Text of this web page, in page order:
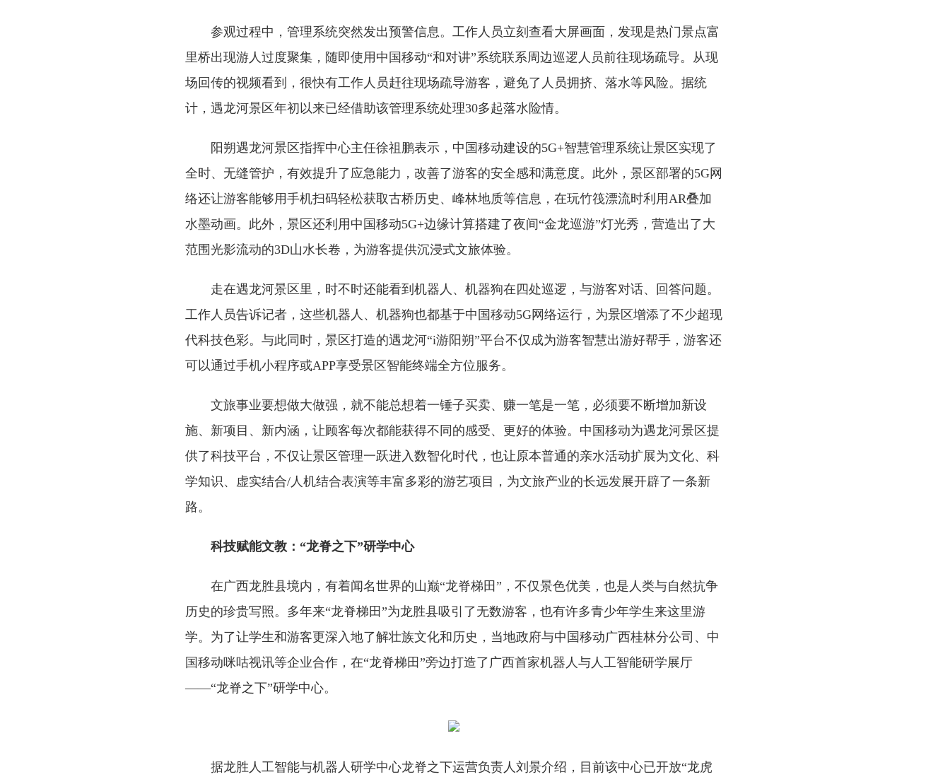
参观过程中，管理系统突然发出预警信息。工作人员立刻查看大屏画面，发现是热门景点富
里桥出现游人过度聚集，随即使用中国移动“和对讲”系统联系周边巡逻人员前往现场疏导。从现
场回传的视频看到，很快有工作人员赶往现场疏导游客，避免了人员拥挤、落水等风险。据统
计，遇龙河景区年初以来已经借助该管理系统处理30多起落水险情。
阳朔遇龙河景区指挥中心主任徐祖鹏表示，中国移动建设的5G+智慧管理系统让景区实现了
全时、无缝管护，有效提升了应急能力，改善了游客的安全感和满意度。此外，景区部署的5G网
络还让游客能够用手机扫码轻松获取古桥历史、峰林地质等信息，在玩竹筏漂流时利用AR叠加
水墨动画。此外，景区还利用中国移动5G+边缘计算搭建了夜间“金龙巡游”灯光秀，营造出了大
范围光影流动的3D山水长卷，为游客提供沉浸式文旅体验。
走在遇龙河景区里，时不时还能看到机器人、机器狗在四处巡逻，与游客对话、回答问题。
工作人员告诉记者，这些机器人、机器狗也都基于中国移动5G网络运行，为景区增添了不少超现
代科技色彩。与此同时，景区打造的遇龙河“i游阳朔”平台不仅成为游客智慧出游好帮手，游客还
可以通过手机小程序或APP享受景区智能终端全方位服务。
文旅事业要想做大做强，就不能总想着一锤子买卖、赚一笔是一笔，必须要不断增加新设
施、新项目、新内涵，让顾客每次都能获得不同的感受、更好的体验。中国移动为遇龙河景区提
供了科技平台，不仅让景区管理一跃进入数智化时代，也让原本普通的亲水活动扩展为文化、科
学知识、虚实结合/人机结合表演等丰富多彩的游艺项目，为文旅产业的长远发展开辟了一条新
路。
科技赋能文教：“龙脊之下”研学中心
在广西龙胜县境内，有着闻名世界的山巅“龙脊梯田”，不仅景色优美，也是人类与自然抗争
历史的珍贵写照。多年来“龙脊梯田”为龙胜县吸引了无数游客，也有许多青少年学生来这里游
学。为了让学生和游客更深入地了解壮族文化和历史，当地政府与中国移动广西桂林分公司、中
国移动咪咕视讯等企业合作，在“龙脊梯田”旁边打造了广西首家机器人与人工智能研学展厅
——“龙脊之下”研学中心。
据龙胜人工智能与机器人研学中心龙脊之下运营负责人刘景介绍，目前该中心已开放“龙虎